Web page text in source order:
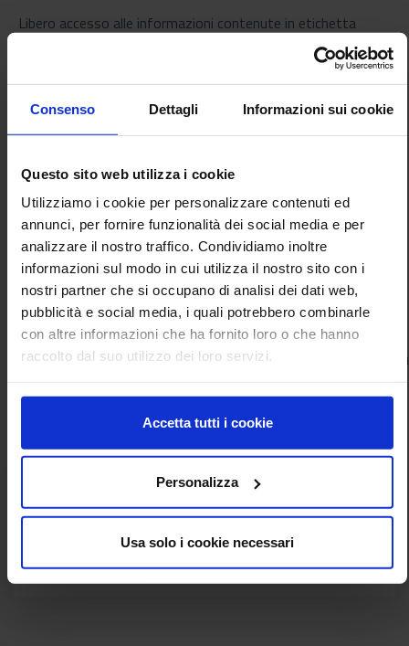
Consenso Dettagli Informazioni sui cookie
Questo sito web utilizza i cookie
Utilizziamo i cookie per personalizzare contenuti ed
annunci, per fornire funzionalità dei social media e per
analizzare il nostro traffico. Condividiamo inoltre
informazioni sul modo in cui utilizza il nostro sito con i
nostri partner che si occupano di analisi dei dati web,
pubblicità e social media, i quali potrebbero combinarle
con altre informazioni che ha fornito loro o che hanno
raccolto dal suo utilizzo dei loro servizi.
Accetta tutti i cookie
Personalizza
Usa solo i cookie necessari
Libero accesso alle informazioni contenute in etichetta
anche a chi è affetto da disabilità visiva. Questo è il tema
L'accessibilità delle informazioni
alimentari per le persone non vedenti, organizzato dal
CREA, FOSAN e UICC con il patrocinio della Rappresentanza
in Italia della Commissione europea e del Mipaaf.
L'intento è quello di sensibilizzare l'opinione pubblica
compiere acquisti alimentari consapevoli.
Il seminario si svolgerà sulla piattaforma Zoom:
https://us02web.zoom.us/j/88144038864
Per
contattare:
segreteria.fosan@gmail.com;
Documenti allegati
VOLANTINO WEBINAR CON
PATROCINI CORRETTI.pdf
PDF